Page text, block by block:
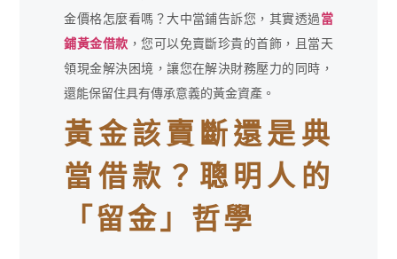
金價格怎麼看嗎？大中當鋪告訴您，其實透過當
鋪黃金借款 ，您可以免賣斷珍貴的首飾，且當天
領現金解決困境，讓您在解決財務壓力的同時，
還能保留住具有傳承意義的黃金資產。
黃金該賣斷還是典
當借款？聰明人的
「留金」哲學